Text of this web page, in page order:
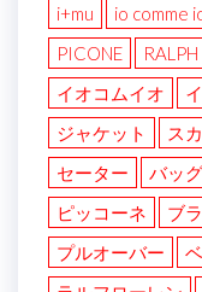
i+mu
io comme
PICONE
イオコムイオ
ジャケット
ス
セーター
バッグ
ピッコーネ
ブ
プルオーバー